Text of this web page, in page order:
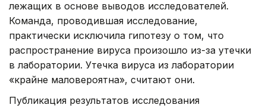
лежащих в основе выводов исследователей.
Команда, проводившая исследование,
практически исключила гипотезу о том, что
распространение вируса произошло из-за утечки
в лаборатории. Утечка вируса из лаборатории
«крайне маловероятна», считают они.
Публикация результатов исследования